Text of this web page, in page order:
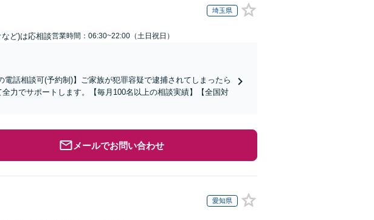
埼玉県
ど)は応相談営業時間：06:30~22:00（土日祝日）
電話相談可(予約制)】ご家族が犯罪容疑で逮捕されてしまったら
力でサポートします。【毎月100名以上の相談実績】【全国対
メールでお問い合わせ
愛知県